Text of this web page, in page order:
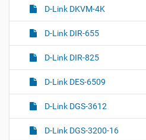
D-Link DKVM-4K
D-Link DIR-655
D-Link DIR-825
D-Link DES-6509
D-Link DGS-3612
D-Link DGS-3200-16